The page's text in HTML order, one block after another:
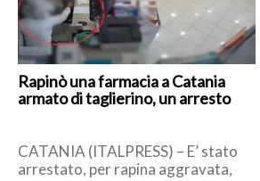
Rapinò una farmacia a Catania
armato di taglierino, un arresto
CATANIA (ITALPRESS) – E’ stato
arrestato, per rapina aggravata,